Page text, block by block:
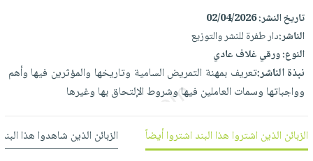
على
Android
تحميل
iKitab
masmu3
على
Apple
القراءة
جوائز
أجهزة
العناية
الشخصية
العناية
وتصفيف
العناية
بالجسم
المطبخ
والسفرة
جديد
الكل
أواني
الطهي
أدوات
متجر
الهدايا
أقسام
تاريخ النشر:02/04/2026
الناشر:دار طفرة للنشر والتوزيع
النوع:ورقي غلاف عادي
نبذة الناشر:تعريف بمهنة التمريض السامية وتاريخها والمؤثرين فيها وأهم
وواجباتها وسمات العاملين فيها وشروط الإلتحاق بها وغيرها
الزبائن الذين اشتروا هذا البند اشتروا أيضاً الزبائن الذين شاهدوا هذا